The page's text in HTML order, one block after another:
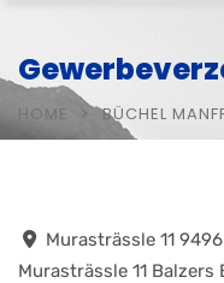
HOME BÜCHEL
Murasträssle 11
Murasträssle 11 Balzers